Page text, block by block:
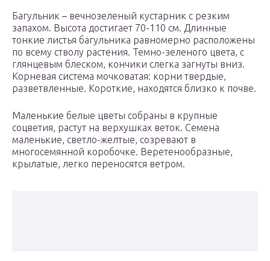
Багульник – вечнозеленый кустарник с резким
запахом. Высота достигает 70-110 см. Длинные
тонкие листья багульника равномерно расположены
по всему стволу растения. Темно-зеленого цвета, с
глянцевым блеском, кончики слегка загнуты вниз.
Корневая система мочковатая: корни твердые,
разветвленные. Короткие, находятся близко к почве.
Маленькие белые цветы собраны в крупные
соцветия, растут на верхушках веток. Семена
маленькие, светло-желтые, созревают в
многосемянной коробочке. Веретенообразные,
крылатые, легко переносятся ветром.